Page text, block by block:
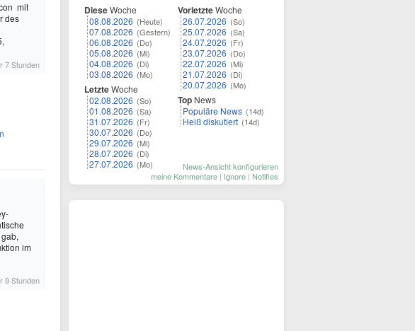
mit
des
7 Stunden
im
9 Stunden
DieseWoche
08.08.2026 (Heute)
07.08.2026 (Gestern)
06.08.2026 (Do)
05.08.2026 (Mi)
04.08.2026 (Di)
03.08.2026 (Mo)
LetzteWoche
02.08.2026 (So)
01.08.2026 (Sa)
31.07.2026 (Fr)
30.07.2026 (Do)
29.07.2026 (Mi)
28.07.2026 (Di)
27.07.2026 (Mo)
VorletzteWoche
26.07.2026 (So)
25.07.2026 (Sa)
24.07.2026 (Fr)
23.07.2026 (Do)
22.07.2026 (Mi)
21.07.2026 (Di)
20.07.2026 (Mo)
Top News
Populäre News (14d)
Heiß diskutiert (14d)
News-Ansicht konfigurieren
meine Kommentare | Ignore | Notifies